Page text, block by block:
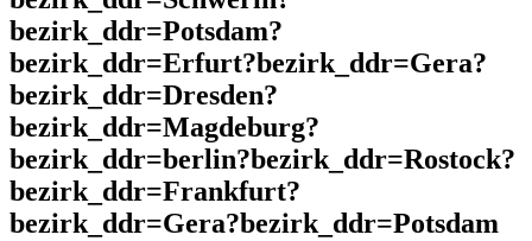
bezirk_ddr=Potsdam?
bezirk_ddr=Erfurt?bezirk_ddr=Gera?
bezirk_ddr=Dresden?
bezirk_ddr=Magdeburg?
bezirk_ddr=berlin?bezirk_ddr=Rostock?
bezirk_ddr=Frankfurt?
bezirk_ddr=Gera?bezirk_ddr=Potsdam